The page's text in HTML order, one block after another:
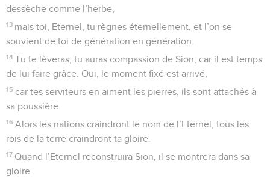
dessèche comme l’herbe,
13 mais toi, Eternel, tu règnes éternellement, et l’on se
souvient de toi de génération en génération.
14 Tu te lèveras, tu auras compassion de Sion, car il est temps
de lui faire grâce. Oui, le moment fixé est arrivé,
15 car tes serviteurs en aiment les pierres, ils sont attachés à
sa poussière.
16 Alors les nations craindront le nom de l’Eternel, tous les
rois de la terre craindront ta gloire.
17 Quand l’Eternel reconstruira Sion, il se montrera dans sa
gloire.